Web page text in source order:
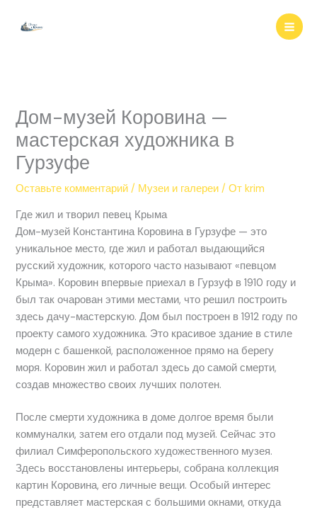
Дом-музей Коровина —
мастерская художника в
Гурзуфе
Оставьте комментарий / Музеи и галереи / Отkrim
Где жил и творил певец Крыма
Дом-музей Константина Коровина в Гурзуфе — это
уникальное место, где жил и работал выдающийся
русский художник, которого часто называют «певцом
Крыма». Коровин впервые приехал в Гурзуф в 1910 году и
был так очарован этими местами, что решил построить
здесь дачу-мастерскую. Дом был построен в 1912 году по
проекту самого художника. Это красивое здание в стиле
модерн с башенкой, расположенное прямо на берегу
моря. Коровин жил и работал здесь до самой смерти,
создав множество своих лучших полотен.
После смерти художника в доме долгое время были
коммуналки, затем его отдали под музей. Сейчас это
филиал Симферопольского художественного музея.
Здесь восстановлены интерьеры, собрана коллекция
картин Коровина, его личные вещи. Особый интерес
представляет мастерская с большими окнами, откуда